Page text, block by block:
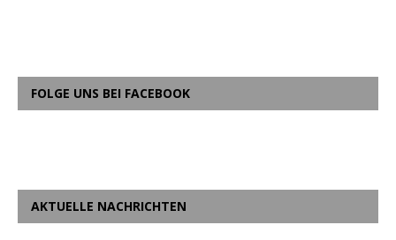
FOLGE UNS BEI FACEBOOK
AKTUELLE NACHRICHTEN